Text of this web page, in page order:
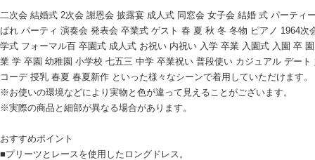
二次会 結婚式 2次会 謝恩会 披露宴 成人式 同窓会 女子会 結婚 式 パーティ
ばれ パーティ 演奏会 発表会 卒業式 ゲスト 春 夏 秋 冬 冬物 ピアノ 1964次
学式 フォーマル百 卒園式 成人式 お祝い 内祝い 入学 卒業 入園式 入園 卒
業 学 卒園 幼稚園 小学校 七五三 中学 卒業祝い 普段使い カジュアル デート
コーデ 授乳 春夏 春夏新作 といった様々なシーンで着用していただけます。
※お使いの環境などにより実物と色が違って見えることがございます。
※実際の商品と細部が異なる場合があります。
おすすめポイント
■プリーツとレースを使用したロングドレス。